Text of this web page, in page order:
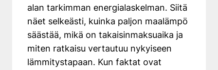
alan tarkimman energialaskelman. Siitä
näet selkeästi, kuinka paljon maalämpö
säästää, mikä on takaisinmaksuaika ja
miten ratkaisu vertautuu nykyiseen
lämmitystapaan. Kun faktat ovat